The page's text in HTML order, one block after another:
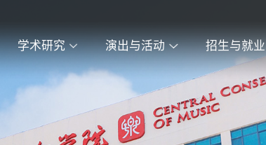
学术研究 演出与活动 招生与就业